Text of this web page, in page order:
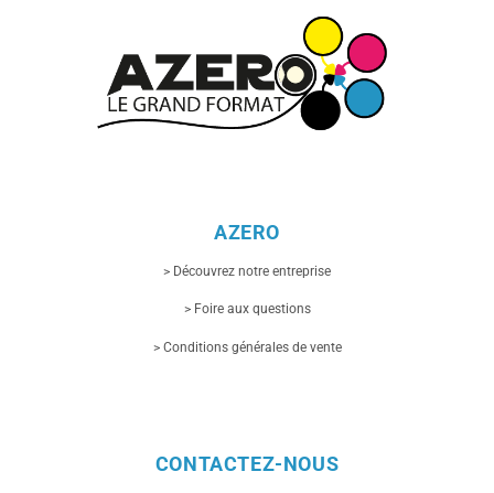
AZERO
> Découvrez notre entreprise
> Foire aux questions
> Conditions générales de vente
CONTACTEZ-NOUS